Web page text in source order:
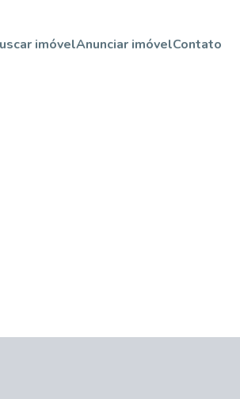
imóvelAnunciar imóvelContato